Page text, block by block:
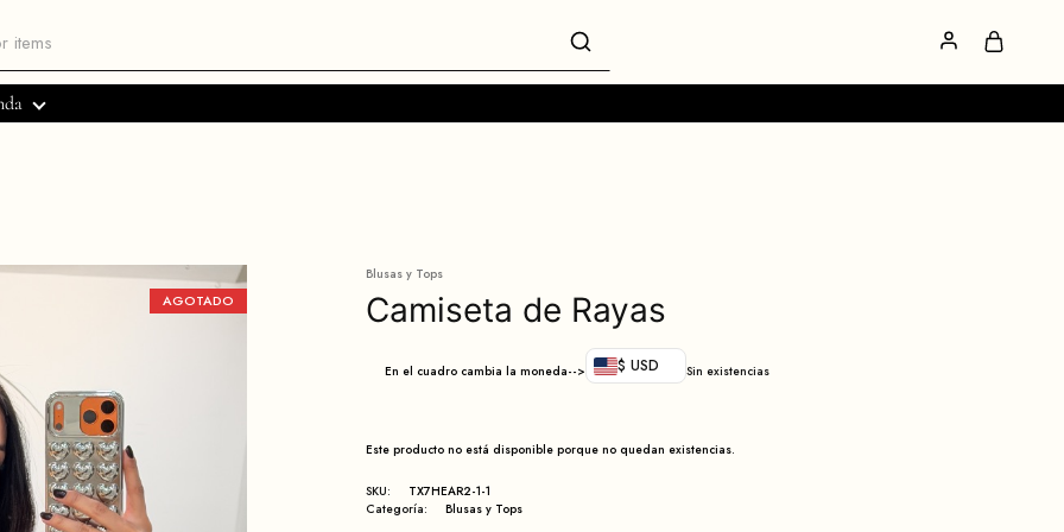
AGOTADO
Blusas y Tops
Camiseta de Rayas
En el cuadro cambia la moneda--> $ USD Sin existencias
Este producto no está disponible porque no quedan existencias.
SKU:
TX7HEAR2-1-1
Categoría:
Blusas y Tops